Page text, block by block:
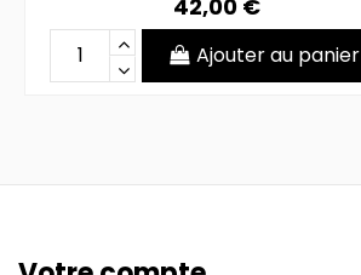
42,00 €
Ajouter au panier